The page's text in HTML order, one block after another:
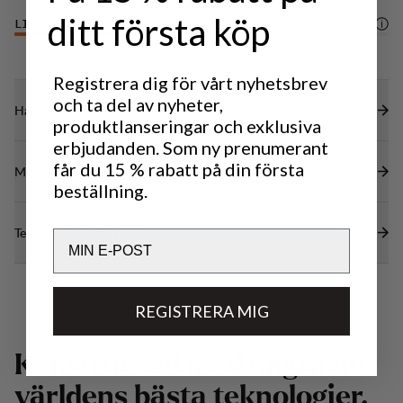
LIGHTWEIGHT /6
Hållbarhetsegenskaper
Material
Tekniska specifikationer
K
världens bästa teknologier.
ditt första köp
Registrera dig för vårt nyhetsbrev
och ta del av nyheter,
produktlanseringar och exklusiva
erbjudanden. Som ny prenumerant
får du 15 % rabatt på din första
beställning.
REGISTRERA MIG